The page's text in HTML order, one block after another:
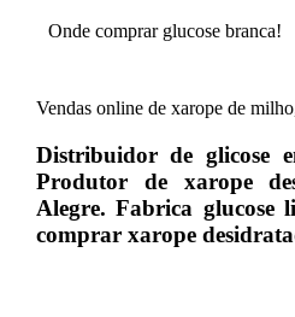
Onde comprar glucose branca!
Vendas online de xarope de
Distribuidor de glicose
Produtor de xarope
Alegre. Fabrica glucose
comprar xarope